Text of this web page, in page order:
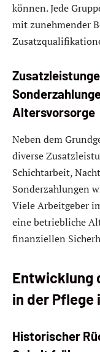
können. Jede
mit zunehmender
Altersvorsorge
Neben dem
diverse
Schichtarbeit,
Sonderzahlungen
Viele Arbeitgeber
eine betriebliche
finanziellen
Entwicklung
in der Pflege
Historischer